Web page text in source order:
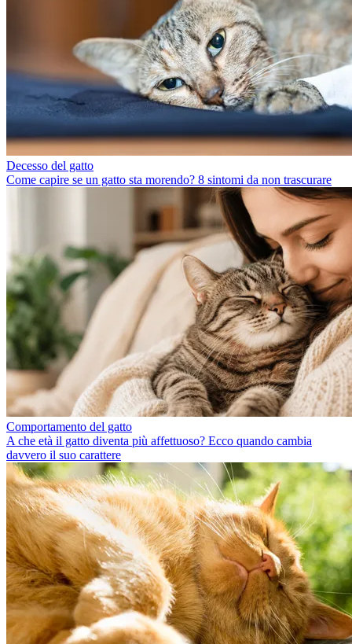
Decesso del gatto
Come capire se un gatto sta morendo? 8 sintomi da non trascurare
Comportamento del gatto
A che età il gatto diventa più affettuoso? Ecco quando cambia
davvero il suo carattere